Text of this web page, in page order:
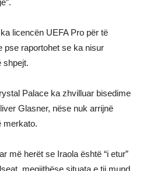
licencën UEFA Pro për të
pse raportohet se ka nisur
shpejt.
Palace ka zhvilluar bisedime
Glasner, nëse nuk arrijnë
merkato.
më herët se Iraola është “i etur”